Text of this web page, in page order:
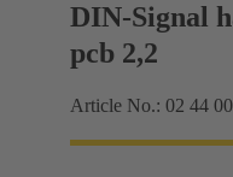
DIN-Signal
pcb 2,2
Article No.: 02 44